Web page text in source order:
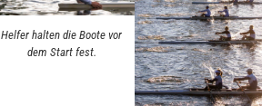
Helfer halten die Boote vor
dem Start fest.